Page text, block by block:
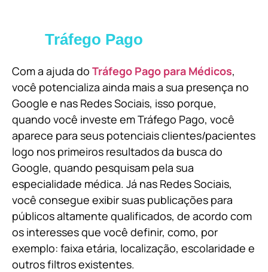
Tráfego Pago
Com a ajuda do Tráfego Pago para Médicos,
você potencializa ainda mais a sua presença no
Google e nas Redes Sociais, isso porque,
quando você investe em Tráfego Pago, você
aparece para seus potenciais clientes/pacientes
logo nos primeiros resultados da busca do
Google, quando pesquisam pela sua
especialidade médica. Já nas Redes Sociais,
você consegue exibir suas publicações para
públicos altamente qualificados, de acordo com
os interesses que você definir, como, por
exemplo: faixa etária, localização, escolaridade e
outros filtros existentes.